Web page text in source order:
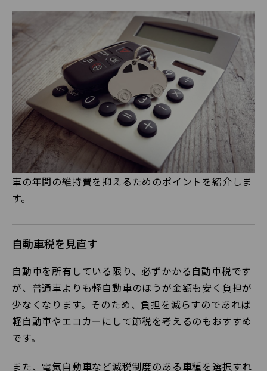
車の年間の維持費を抑えるためのポイントを紹介しま
す。
自動車税を見直す
自動車を所有している限り、必ずかかる自動車税です
が、普通車よりも軽自動車のほうが金額も安く負担が
少なくなります。そのため、負担を減らすのであれば
軽自動車やエコカーにして節税を考えるのもおすすめ
です。
また、電気自動車など減税制度のある車種を選択すれ